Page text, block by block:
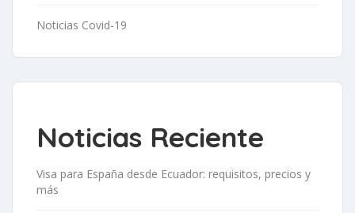
Noticias Covid-19
Noticias Reciente
Visa para España desde Ecuador: requisitos, precios y
más